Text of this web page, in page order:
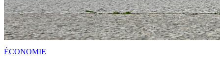
ÉCONOMIE